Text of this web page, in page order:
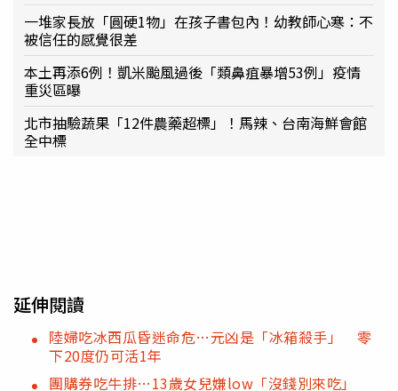
一堆家長放「圓硬1物」在孩子書包內！幼教師心寒：不
被信任的感覺很差
本土再添6例！凱米颱風過後「類鼻疽暴增53例」疫情
重災區曝
北市抽驗蔬果「12件農藥超標」！馬辣、台南海鮮會館
全中標
延伸閱讀
陸婦吃冰西瓜昏迷命危…元凶是「冰箱殺手」 零
下20度仍可活1年
團購券吃牛排…13歲女兒嫌low「沒錢別來吃」